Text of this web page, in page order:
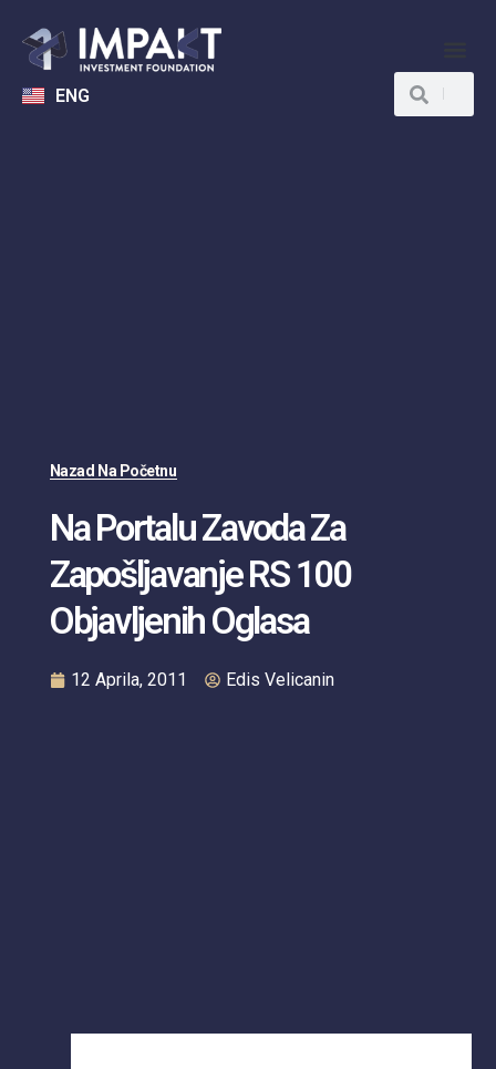
ENG
Nazad Na Početnu
Na Portalu Zavoda Za
Zapošljavanje RS 100
Objavljenih Oglasa
12 Aprila, 2011 Edis Velicanin